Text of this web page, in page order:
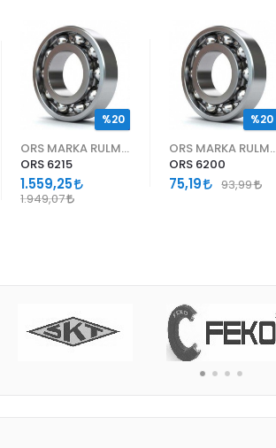
ORS 6215
1.559,25
1.949,07
%20
ORS 6200
75,19 93,99
%20